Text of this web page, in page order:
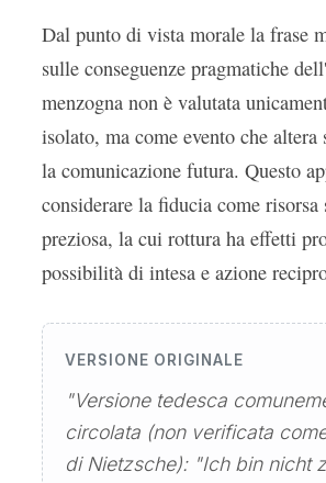
Dal punto di vista morale la frase
sulle conseguenze pragmatiche
menzogna non è valutata
isolato, ma come evento che altera
la comunicazione futura. Questo
considerare la fiducia come
preziosa, la cui rottura ha effetti
possibilità di intesa e azione
VERSIONE ORIGINALE
"Versione tedesca
circolata (non verificata
di Nietzsche): "Ich bin nicht